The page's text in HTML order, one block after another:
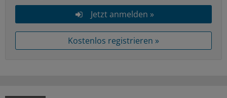
Jetzt anmelden »
Kostenlos registrieren »